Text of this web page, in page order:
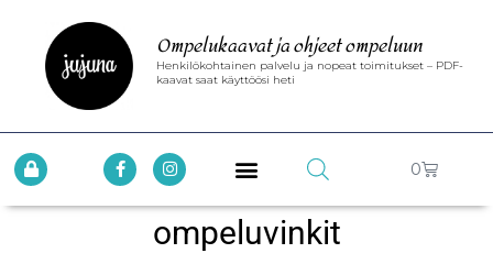
Ompelukaavat ja ohjeet ompeluun
Henkilökohtainen palvelu ja nopeat toimitukset – PDF-
kaavat saat käyttöösi heti
0
ompeluvinkit